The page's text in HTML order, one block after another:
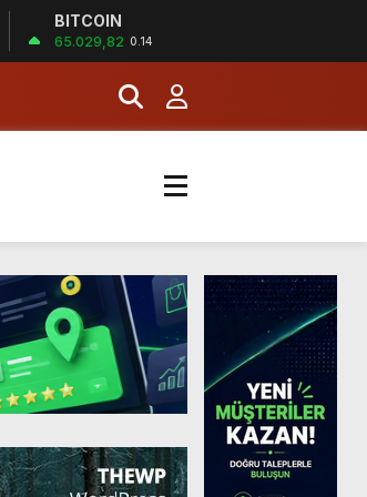
BITCOIN
65.029,82 0.14